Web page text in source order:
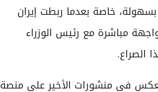
خاصة بعدما ربطت إيران
مباشرة مع رئيس الوزراء
الصراع.
في منشورات الأخير على منصة